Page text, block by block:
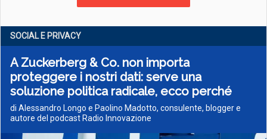
SOCIAL E PRIVACY
A Zuckerberg & Co. non importa
proteggere i nostri dati: serve una
soluzione politica radicale, ecco perché
di Alessandro Longo e Paolino Madotto, consulente, blogger e
autore del podcast Radio Innovazione